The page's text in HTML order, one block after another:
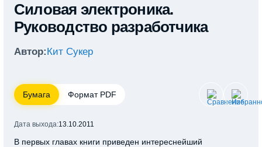
Силовая электроника.
Руководство разработчика
Автор:Кит Сукер
Бумага Формат PDF
Дата выхода:13.10.2011
В первых главах книги приведен интереснейший